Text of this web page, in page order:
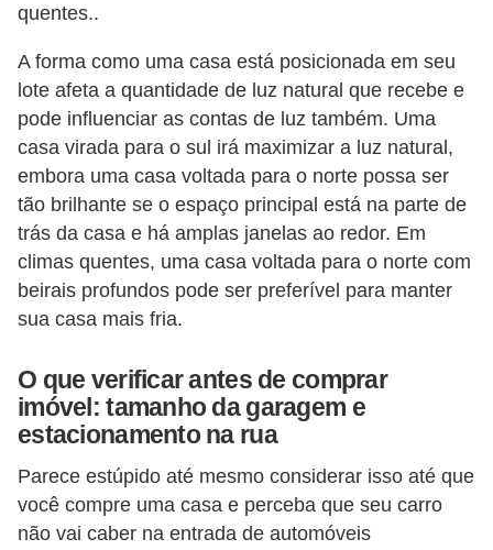
quentes..
A forma como uma casa está posicionada em seu
lote afeta a quantidade de luz natural que recebe e
pode influenciar as contas de luz também. Uma
casa virada para o sul irá maximizar a luz natural,
embora uma casa voltada para o norte possa ser
tão brilhante se o espaço principal está na parte de
trás da casa e há amplas janelas ao redor. Em
climas quentes, uma casa voltada para o norte com
beirais profundos pode ser preferível para manter
sua casa mais fria.
O que verificar antes de comprar
imóvel: tamanho da garagem e
estacionamento na rua
Parece estúpido até mesmo considerar isso até que
você compre uma casa e perceba que seu carro
não vai caber na entrada de automóveis